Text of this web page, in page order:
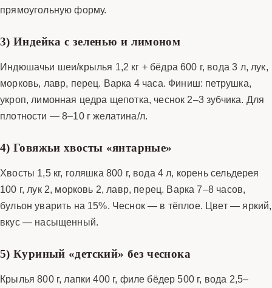
прямоугольную форму.
3) Индейка с зеленью и лимоном
Индюшачьи шеи/крылья 1,2 кг + бёдра 600 г, вода 3 л, лук,
морковь, лавр, перец. Варка 4 часа. Финиш: петрушка,
укроп, лимонная цедра щепотка, чеснок 2–3 зубчика. Для
плотности — 8–10 г желатина/л.
4) Говяжьи хвосты «янтарные»
Хвосты 1,5 кг, голяшка 800 г, вода 4 л, корень сельдерея
100 г, лук 2, морковь 2, лавр, перец. Варка 7–8 часов,
бульон уварить на 15%. Чеснок — в тёплое. Цвет — яркий,
вкус — насыщенный.
5) Куриный «детский» без чеснока
Крылья 800 г, лапки 400 г, филе бёдер 500 г, вода 2,5–